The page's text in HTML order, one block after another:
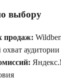
выбору
продаж:
аудитории